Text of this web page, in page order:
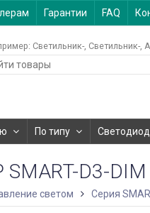
Гарантии FAQ
Светильник- Светильник-
По типу
D3-DIM
светом Серия